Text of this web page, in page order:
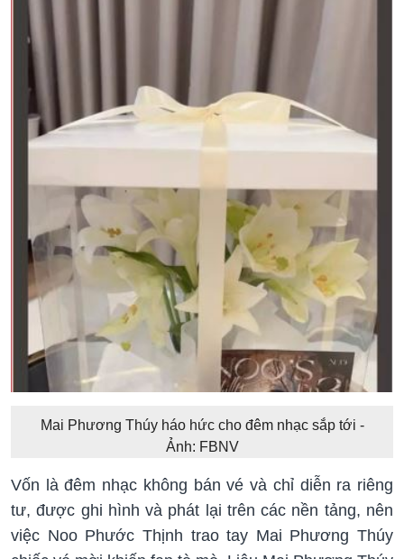
Mai Phương Thúy háo hức cho đêm nhạc sắp tới -
Ảnh: FBNV
Vốn là đêm nhạc không bán vé và chỉ diễn ra riêng
tư, được ghi hình và phát lại trên các nền tảng, nên
việc Noo Phước Thịnh trao tay Mai Phương Thúy